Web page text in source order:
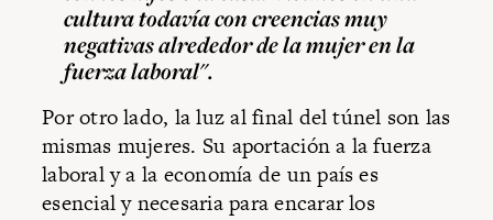
cultura todavía con creencias muy
negativas alrededor de la mujer en la
fuerza laboral".
Por otro lado, la luz al final del túnel son las
mismas mujeres. Su aportación a la fuerza
laboral y a la economía de un país es
esencial y necesaria para encarar los